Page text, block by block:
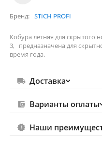
Бренд STICH PROFI
Кобура летняя для скрытого
3, предназначена для
время года.
Доставка
Варианты оплаты
Наши